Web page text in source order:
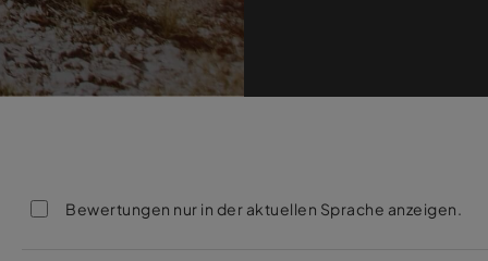
Bewertungen nur in der aktuellen Sprache anzeigen.